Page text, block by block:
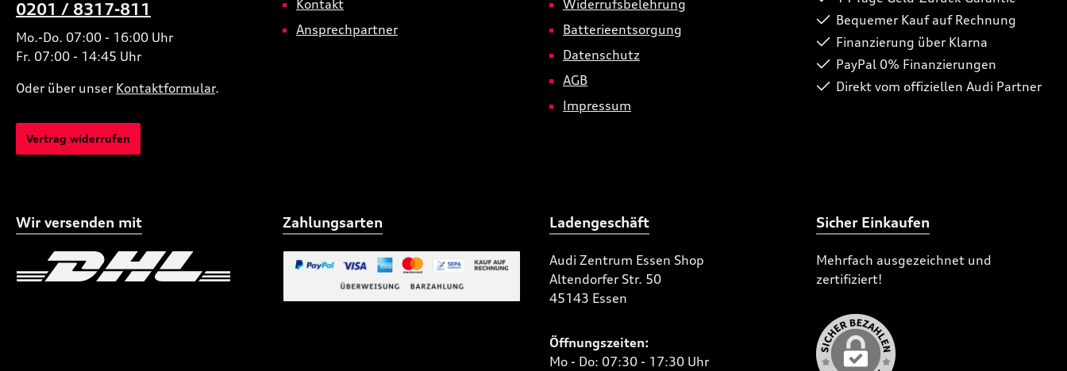
0201 / 8317-811
Mo.-Do. 07:00 - 16:00 Uhr
Fr. 07:00 - 14:45 Uhr
Oder über unser Kontaktformular.
Vertrag widerrufen
Kontakt
Ansprechpartner
Widerrufsbelehrung
Batterieentsorgung
Datenschutz
AGB
Impressum
Bequemer Kauf auf Rechnung
Finanzierung über Klarna
PayPal 0% Finanzierungen
Direkt vom offiziellen Audi Partner
Wir versenden mit
Benutzerdefiniertes Bild 2
Zahlungsarten Ladengeschäft
Audi Zentrum Essen Shop
Altendorfer Str. 50
45143 Essen
Öffnungszeiten:
Mo - Do: 07:30 - 17:30 Uhr
Sicher Einkaufen
Mehrfach ausgezeichnet und
zertifiziert!